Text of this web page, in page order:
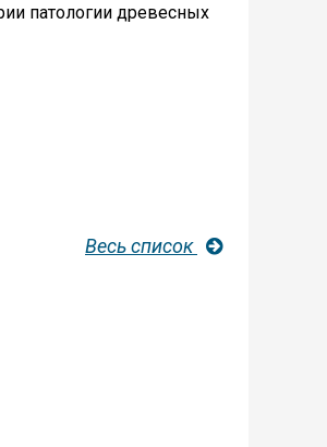
патологии древесных
Весь список